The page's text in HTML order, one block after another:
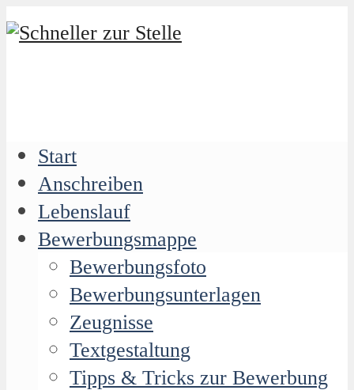
Start
Anschreiben
Lebenslauf
Bewerbungsmappe
Bewerbungsfoto
Bewerbungsunterlagen
Zeugnisse
Textgestaltung
Tipps & Tricks zur Bewerbung